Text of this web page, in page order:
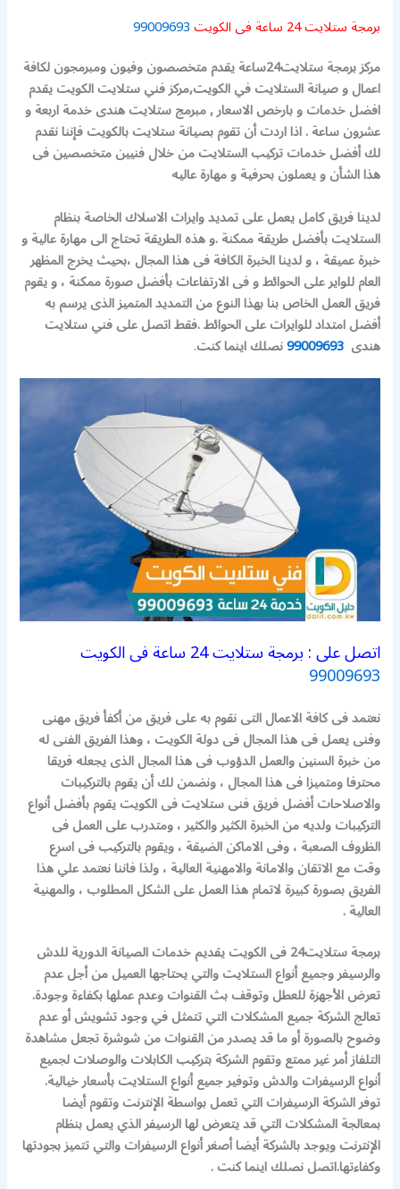
برمجة ستلايت 24 ساعة فى الكويت
99009693
مركز برمجة ستلايت24ساعة يقدم متخصصون وفيون ومبرمجون لكافة
اعمال و صيانة الستلايت في الكويت,مركز فني ستلايت الكويت يقدم
افضل خدمات و بارخص الاسعار , مبرمج ستلايت هندى خدمة اربعة و
عشرون ساعة . اذا اردت أن تقوم بصيانة ستلايت بالكويت فإننا نقدم
لك أفضل خدمات تركيب الستلايت من خلال فنيين متخصصين فى
هذا الشأن و يعملون بحرفية و مهارة عاليه
لدينا فريق كامل يعمل على تمديد وايرات الاسلاك الخاصة بنظام
الستلايت بأفضل طريقة ممكنة .و هذه الطريقة تحتاج الى مهارة عالية و
خبرة عميقة ، و لدينا الخبرة الكافة فى هذا المجال ،بحيث يخرج المظهر
العام للواير على الحوائط و فى الارتفاعات بأفضل صورة ممكنة ، و يقوم
فريق العمل الخاص بنا بهذا النوع من التمديد المتميز الذى يرسم به
أفضل امتداد للوايرات على الحوائط .فقط اتصل على فني ستلايت
هندى99009693نصلك اينما كنت.
اتصل على : برمجة ستلايت 24 ساعة فى الكويت
99009693
نعتمد فى كافة الاعمال التى نقوم به على فريق من أكفأ فريق مهنى
وفنى يعمل فى هذا المجال فى دولة الكويت ، وهذا الفريق الفنى له
من خبرة السنين والعمل الدؤوب فى هذا المجال الذى يجعله فريقا
محترفا ومتميزا فى هذا المجال ، ونضمن لك أن يقوم بالتركيبات
والاصلاحات أفضل فريق فنى ستلايت فى الكويت يقوم بأفضل أنواع
التركيبات ولديه من الخبرة الكثير والكثير ، ومتدرب على العمل فى
الظروف الصعبة ، وفى الاماكن الضيقة ، ويقوم بالتركيب فى اسرع
وقت مع الاتقان والامانة والامهنية العالية ، ولذا فاننا نعتمد علي هذا
الفريق بصورة كبيرة لاتمام هذا العمل على الشكل المطلوب ، والمهنية
العالية .
برمجة ستلايت24 فى الكويت يقديم خدمات الصيانة الدورية للدش
والرسيفر وجميع أنواع الستلايت والتي يحتاجها العميل من أجل عدم
تعرض الأجهزة للعطل وتوقف بث القنوات وعدم عملها بكفاءة وجودة.
تعالج الشركة جميع المشكلات التي تتمثل في وجود تشويش أو عدم
وضوح بالصورة أو ما قد يصدر من القنوات من شوشرة تجعل مشاهدة
التلفاز أمر غير ممتع وتقوم الشركة بتركيب الكابلات والوصلات لجميع
أنواع الرسيفرات والدش وتوفير جميع أنواع الستلايت بأسعار خيالية.
توفر الشركة الرسيفرات التي تعمل بواسطة الإنترنت وتقوم أيضا
بمعالجة المشكلات التي قد يتعرض لها الرسيفر الذي يعمل بنظام
الإنترنت ويوجد بالشركة أيضا أصغر أنواع الرسيفرات والتي تتميز بجودتها
وكفاءتها.اتصل نصلك اينما كنت .